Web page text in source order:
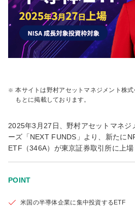
本サイトは野村アセットマネジメント株
もとに掲載しております。
2025年3月27日、野村アセットマネジ
ーズ「NEXT FUNDS」より、新たに
ETF（346A）が東京証券取引所に上場
POINT
米国の半導体企業に集中投資するETF